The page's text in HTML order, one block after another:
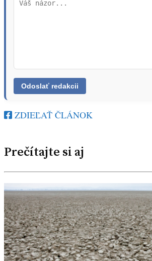
ZDIEĽAŤ ČLÁNOK
Prečítajte si aj